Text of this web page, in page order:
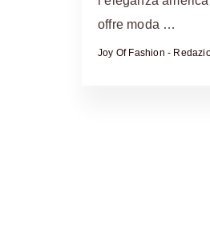
offre moda …
Joy Of Fashion -